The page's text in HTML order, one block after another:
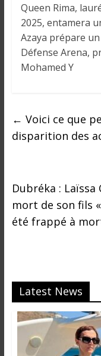
Queen Rima,
2025, entamera
Azaya prépare
Défense Arena,
Mohamed Y
← Voici ce que
disparition des
Dubréka :
mort de son fils
été frappé à
Latest News